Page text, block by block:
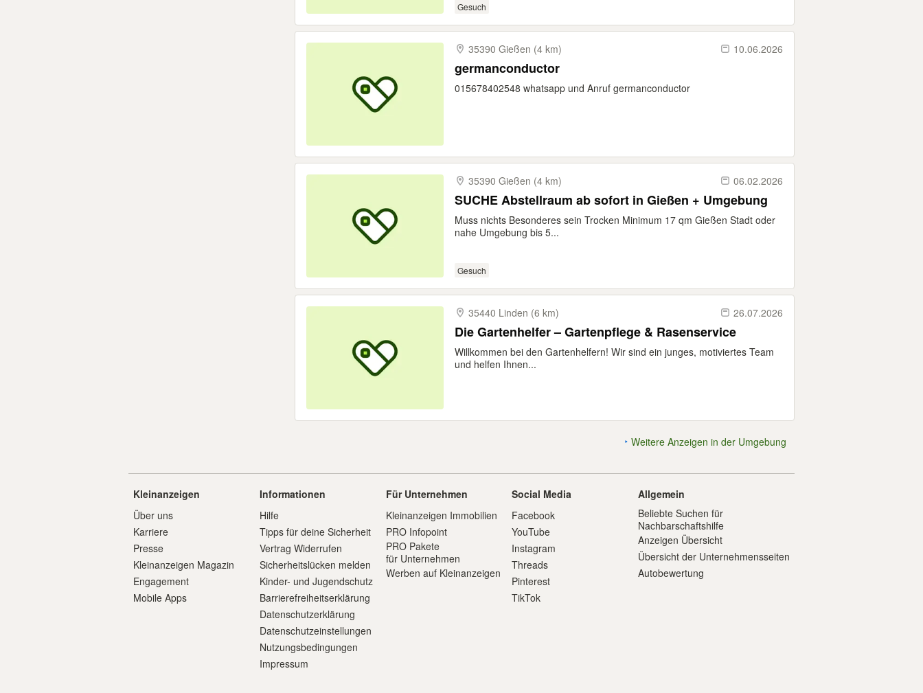
Gesuch
35390 Gießen (4 km) 10.06.2026
germanconductor
015678402548 whatsapp und Anruf germanconductor
35390 Gießen (4 km) 06.02.2026
SUCHE Abstellraum ab sofort in Gießen + Umgebung
Muss nichts Besonderes sein Trocken Minimum 17 qm Gießen Stadt oder
nahe Umgebung bis 5...
Gesuch
35440 Linden (6 km) 26.07.2026
Die Gartenhelfer – Gartenpflege & Rasenservice
Willkommen bei den Gartenhelfern! Wir sind ein junges, motiviertes Team
und helfen Ihnen...
Weitere Anzeigen in der Umgebung
Kleinanzeigen
Über uns
Karriere
Presse
Kleinanzeigen Magazin
Engagement
Mobile Apps
Informationen
Hilfe
Tipps für deine Sicherheit
Vertrag Widerrufen
Sicherheitslücken melden
Kinder- und Jugendschutz
Barrierefreiheitserklärung
Datenschutzerklärung
Datenschutzeinstellungen
Nutzungsbedingungen
Impressum
Für Unternehmen
Kleinanzeigen Immobilien
PRO Infopoint
PRO Pakete
für Unternehmen
Werben auf Kleinanzeigen
Social Media
Facebook
YouTube
Instagram
Threads
Pinterest
TikTok
Allgemein
Beliebte Suchen für
Nachbarschaftshilfe
Anzeigen Übersicht
Übersicht der Unternehmensseiten
Autobewertung